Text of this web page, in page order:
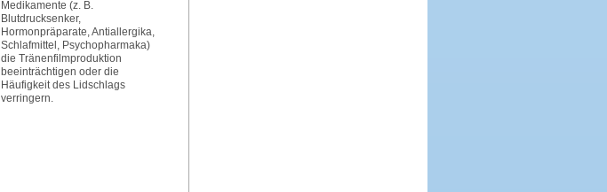
Medikamente (z. B.
Blutdrucksenker,
Hormonpräparate, Antiallergika,
Schlafmittel, Psychopharmaka)
die Tränenfilmproduktion
beeinträchtigen oder die
Häufigkeit des Lidschlags
verringern.